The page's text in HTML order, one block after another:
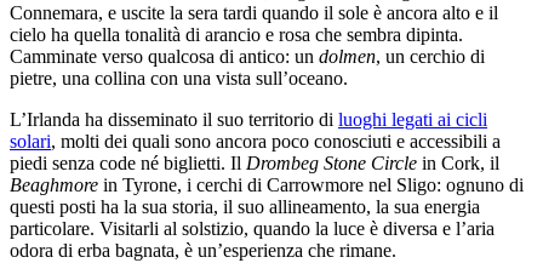
Connemara, e uscite la sera tardi quando il sole è ancora alto e il
cielo ha quella tonalità di arancio e rosa che sembra dipinta.
Camminate verso qualcosa di antico: un dolmen, un cerchio di
pietre, una collina con una vista sull’oceano.
L’Irlanda ha disseminato il suo territorio di luoghi legati ai cicli
solari, molti dei quali sono ancora poco conosciuti e accessibili a
piedi senza code né biglietti. Il Drombeg Stone Circle in Cork, il
Beaghmore in Tyrone, i cerchi di Carrowmore nel Sligo: ognuno di
questi posti ha la sua storia, il suo allineamento, la sua energia
particolare. Visitarli al solstizio, quando la luce è diversa e l’aria
odora di erba bagnata, è un’esperienza che rimane.